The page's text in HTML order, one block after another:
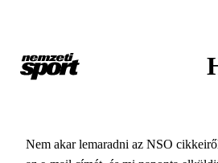
Nem akar lemaradni az NSO